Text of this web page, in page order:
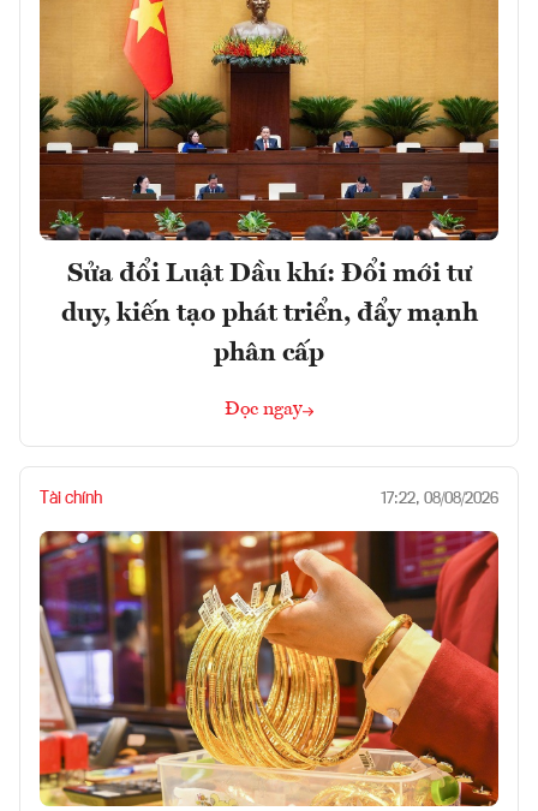
Sửa đổi Luật Dầu khí: Đổi mới tư
duy, kiến tạo phát triển, đẩy mạnh
phân cấp
Đọc ngay
Tài chính 17:22, 08/08/2026